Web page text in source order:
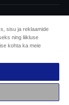
sisu ja reklaamide
ning liikluse
kohta ka meie